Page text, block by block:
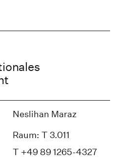
Neslihan Maraz
Raum: T 3.011
T +49 89 1265-4327